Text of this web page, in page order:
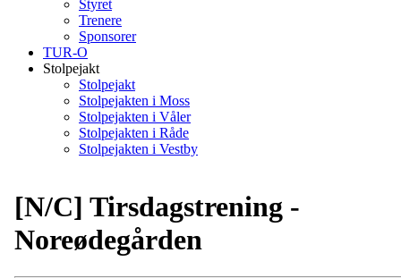
Styret
Trenere
Sponsorer
TUR-O
Stolpejakt
Stolpejakt
Stolpejakten i Moss
Stolpejakten i Våler
Stolpejakten i Råde
Stolpejakten i Vestby
[N/C] Tirsdagstrening -
Noreødegården